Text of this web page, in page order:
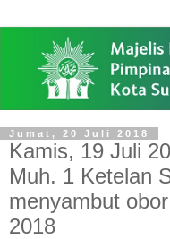
Jumat, 20 Juli 2018
Kamis, 19 Juli
Muh. 1 Ketelan
menyambut
2018